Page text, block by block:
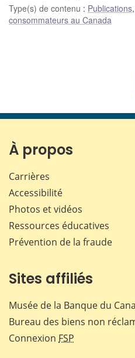
Type(s) de contenu : Publications,
consommateurs au Canada
À propos
Carrières
Accessibilité
Photos et vidéos
Ressources éducatives
Prévention de la fraude
Sites affiliés
Musée de la Banque du
Bureau des biens non
Connexion FSP